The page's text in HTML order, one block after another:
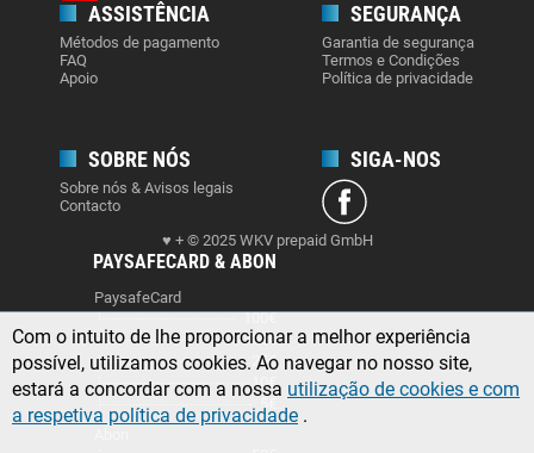
ASSISTÊNCIA
Métodos de pagamento
FAQ
Apoio
SEGURANÇA
Garantia de segurança
Termos e Condições
Política de privacidade
SOBRE NÓS
Sobre nós & Avisos legais
Contacto
SIGA-NOS
♥ + © 2025 WKV prepaid GmbH
PAYSAFECARD & ABON
PaysafeCard
100€
50€
25€
10€
5€
Com o intuito de lhe proporcionar a melhor experiência
possível, utilizamos cookies. Ao navegar no nosso site,
estará a concordar com a nossa utilização de cookies e com
a respetiva política de privacidade .